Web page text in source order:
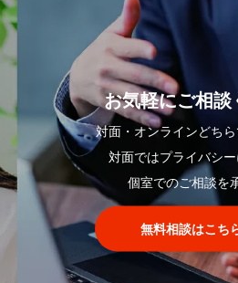
お気軽にご相談
対面・オンラインどち
対面ではプライバシ
個室でのご相談を
無料相談はこち